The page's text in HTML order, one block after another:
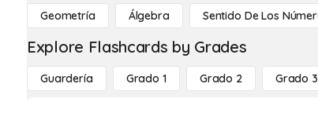
Geometría Álgebra Sentido De Los
Explore Flashcards by Grades
Guardería Grado 1 Grado 2 Grado 3